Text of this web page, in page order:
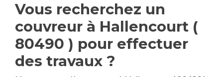
Vous recherchez un
couvreur à Hallencourt (
80490 ) pour effectuer
des travaux ?